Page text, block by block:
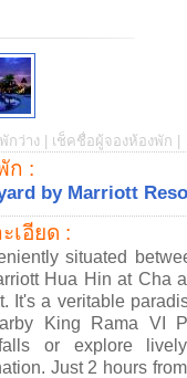
กว่าง | เช็คชื่อผู้จองห้องพัก |
ก :
by Marriott
เอียด :
situated
Hua Hin at Cha
It's a veritable
King Rama VI
or explore
Just 2 hours